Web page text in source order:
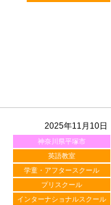
2025年11月10日
神奈川県平塚市
英語教室
学童・アフタースクール
プリスクール
インターナショナルスクール